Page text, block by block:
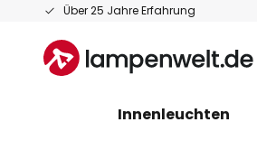
Über 25 Jahre Erfahrung
Zum
springen
Innenleuchten